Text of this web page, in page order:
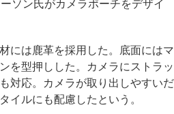
ソン氏がカメラポーチをデザイ
には鹿革を採用した。底面にはマ
を型押しした。カメラにストラッ
対応。カメラが取り出しやすいだ
イルにも配慮したという。